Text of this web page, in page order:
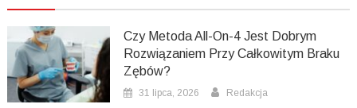
Czy Metoda All-On-4 Jest Dobrym
Rozwiązaniem Przy Całkowitym Braku
Zębów?
31 lipca, 2026 Redakcja